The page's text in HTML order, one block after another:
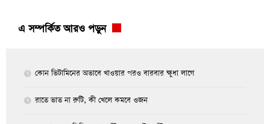
এ সম্পর্কিত আরও পড়ুন
কোন ভিটামিনের অভাবে খাওয়ার পরও বারবার ক্ষুধা লাগে
রাতে ভাত না রুটি, কী খেলে কমবে ওজন